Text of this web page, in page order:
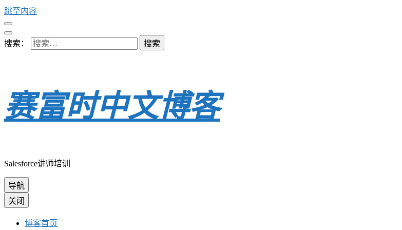
跳至内容
搜索：
赛富时中文博客
Salesforce讲师培训
导航
关闭
博客首页